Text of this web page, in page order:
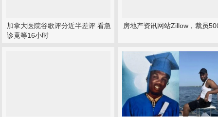
加拿大医院谷歌评分近半差评 看急
诊竟等16小时
房地产资讯网站Zillow，裁员